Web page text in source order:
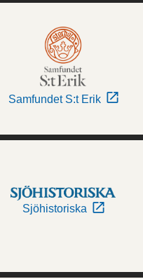
Samfundet S:t Erik
Sjöhistoriska